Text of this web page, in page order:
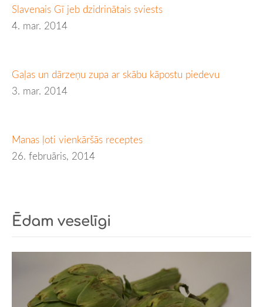
Slavenais Gī jeb dzidrinātais sviests
4. mar. 2014
Gaļas un dārzeņu zupa ar skābu kāpostu piedevu
3. mar. 2014
Manas ļoti vienkāršās receptes
26. februāris, 2014
Ēdam veselīgi